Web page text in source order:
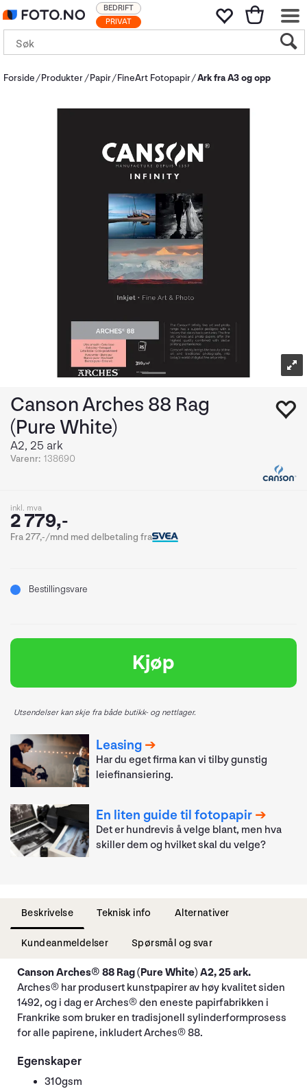
PRIVAT
BEDRIFT
Forside Produkter Papir FineArt Fotopapir Ark fra A3 og opp
Canson Arches 88 Rag
(Pure White)
A2, 25 ark
Varenr: 138690
inkl. mva
2 779,-
Fra 277,-/mnd med delbetaling fra
Bestillingsvare
Kjøp
Utsendelser kan skje fra både butikk- og nettlager.
Leasing
Har du eget firma kan vi tilby gunstig
leiefinansiering.
En liten guide til fotopapir
Det er hundrevis å velge blant, men hva
skiller dem og hvilket skal du velge?
Beskrivelse Teknisk info Alternativer
Kundeanmeldelser Spørsmål og svar
Canson Arches® 88 Rag (Pure White) A2, 25 ark.
Arches® har produsert kunstpapirer av høy kvalitet siden
1492, og i dag er Arches® den eneste papirfabrikken i
Frankrike som bruker en tradisjonell sylinderformprosess
for alle papirene, inkludert Arches® 88.
Egenskaper
310gsm